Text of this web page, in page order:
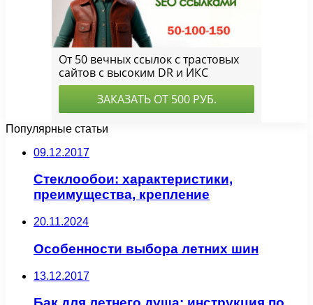
Популярные статьи
09.12.2017
Стеклообои: характеристики,
преимущества, крепление
20.11.2024
Особенности выбора летних шин
13.12.2017